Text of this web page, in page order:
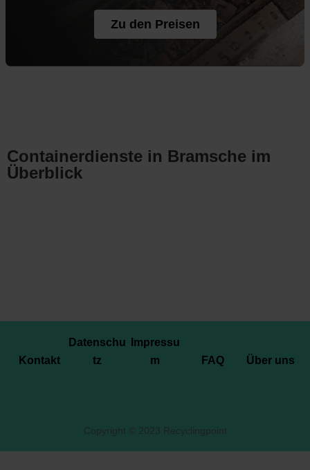
Zu den Preisen
Containerdienste in Bramsche im
Überblick
Kontakt
Datenschu
tz
Impressu
m
FAQ Über uns
Copyright © 2023 Recyclingpoint